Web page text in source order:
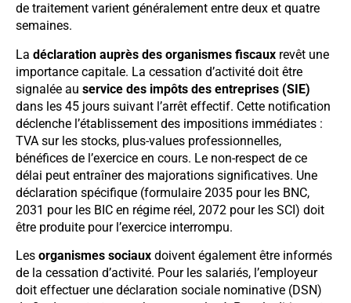
de traitement varient généralement entre deux et quatre
semaines.
La déclaration auprès des organismes fiscaux revêt une
importance capitale. La cessation d’activité doit être
signalée au service des impôts des entreprises (SIE)
dans les 45 jours suivant l’arrêt effectif. Cette notification
déclenche l’établissement des impositions immédiates :
TVA sur les stocks, plus-values professionnelles,
bénéfices de l’exercice en cours. Le non-respect de ce
délai peut entraîner des majorations significatives. Une
déclaration spécifique (formulaire 2035 pour les BNC,
2031 pour les BIC en régime réel, 2072 pour les SCI) doit
être produite pour l’exercice interrompu.
Les organismes sociaux doivent également être informés
de la cessation d’activité. Pour les salariés, l’employeur
doit effectuer une déclaration sociale nominative (DSN)